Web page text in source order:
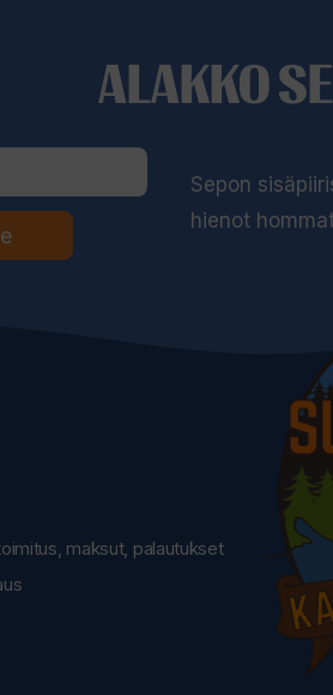
ALAKKO
Sepon
hienot
maksut, palautukset